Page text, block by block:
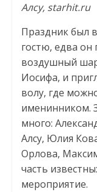
Алсу, starhit.ru
Праздник был
гостю, едва он
воздушный
Иосифа, и
волу, где
именинником.
много:
Алсу, Юлия
Орлова,
часть
мероприятие.